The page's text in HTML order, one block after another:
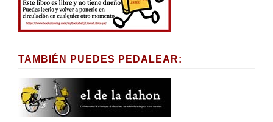
TAMBIÉN PUEDES PEDALEAR: